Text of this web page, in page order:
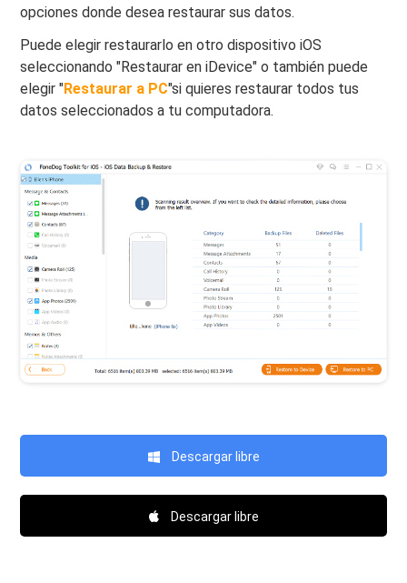
opciones donde desea restaurar sus datos.
Puede elegir restaurarlo en otro dispositivo iOS
seleccionando "Restaurar en iDevice" o también puede
elegir "Restaurar a PC"si quieres restaurar todos tus
datos seleccionados a tu computadora.
Descargar libre
Descargar libre